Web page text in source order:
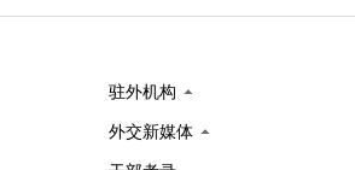
驻外机构
外交新媒体